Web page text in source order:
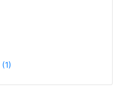
(1)